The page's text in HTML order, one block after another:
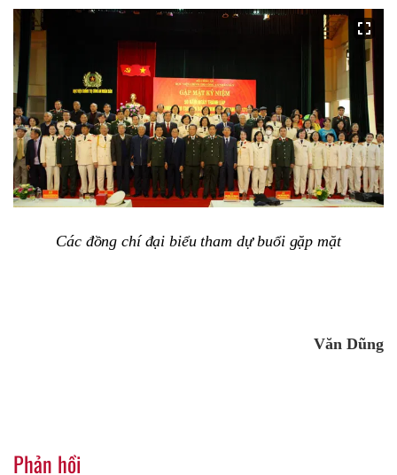
Các đồng chí đại biểu tham dự buổi gặp mặt
Văn Dũng
Phản hồi